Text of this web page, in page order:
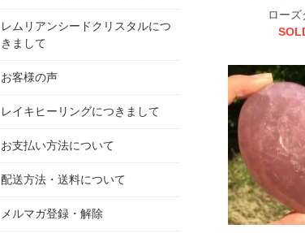
ローズ
レムリアンシードクリスタルにつ
きまして
お客様の声
レイキヒーリングにつきまして
お支払い方法について
配送方法・送料について
メルマガ登録・解除